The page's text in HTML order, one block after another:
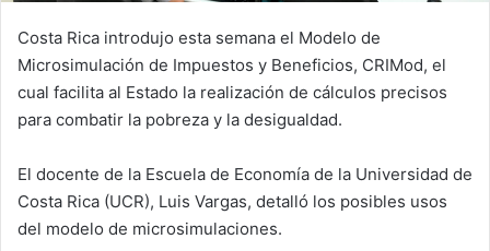
Costa Rica introdujo esta semana el Modelo de
Microsimulación de Impuestos y Beneficios, CRIMod, el
cual facilita al Estado la realización de cálculos precisos
para combatir la pobreza y la desigualdad.
El docente de la Escuela de Economía de la Universidad de
Costa Rica (UCR), Luis Vargas, detalló los posibles usos
del modelo de microsimulaciones.